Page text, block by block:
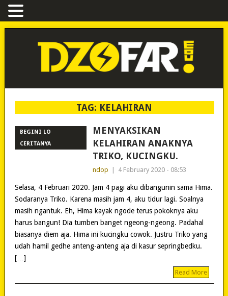
TAG: KELAHIRAN
BEGINI LO
CERITANYA
MENYAKSIKAN
KELAHIRAN ANAKNYA
TRIKO, KUCINGKU.
ndop 4 February 2020 - 08:53
Selasa, 4 Februari 2020. Jam 4 pagi aku dibangunin sama Hima.
Sodaranya Triko. Karena masih jam 4, aku tidur lagi. Soalnya
masih ngantuk. Eh, Hima kayak ngode terus pokoknya aku
harus bangun! Dia tumben banget ngeong-ngeong. Padahal
biasanya diem aja. Hima ini kucingku cowok. Justru Triko yang
udah hamil gedhe anteng-anteng aja di kasur sepringbedku.
[…]
Read More